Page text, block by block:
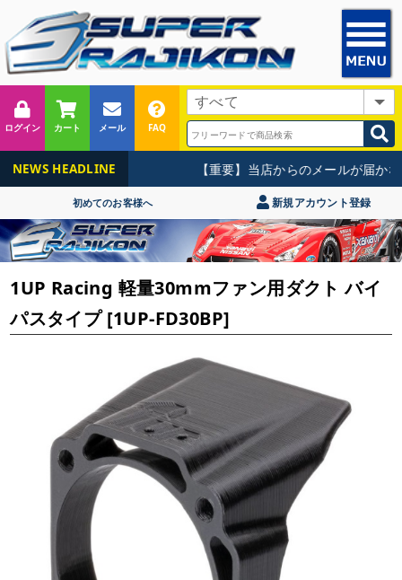
ログイン カート メール FAQ
NEWS HEADLINE 【重要】当店からのメールが届かな
初めてのお客様へ 新規アカウント登録
1UP Racing 軽量30mmファン用ダクト バイ
パスタイプ [1UP-FD30BP]